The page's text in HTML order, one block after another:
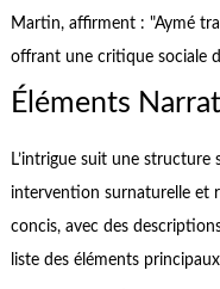
Martin, affirment : "Aymé
offrant une critique sociale
Éléments
L’intrigue suit une
intervention surnaturelle et
concis, avec des
liste des éléments